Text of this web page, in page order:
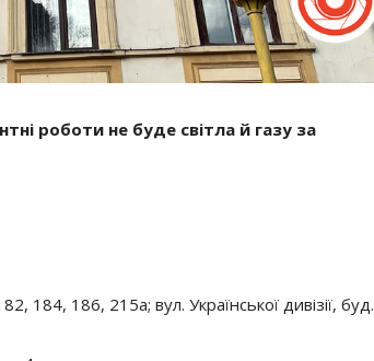
роботи не буде світла й газу за
184, 186, 215а; вул. Української дивізії, буд.